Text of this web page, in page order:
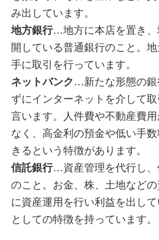
み出しています。
地方銀行…地方に本店を置き
開している普通銀行のこと。
手に取引を行っています。
ネットバンク …新たな形態の
ずにインターネットを介して
言います。人件費や不動産費
なく、高金利の預金や低い手
きるという特徴があります。
信託銀行…資産管理を代行し
のこと。お金、株、土地など
に資産運用を行い利益を出し
としての特徴を持っています。